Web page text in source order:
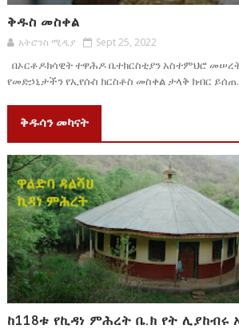
ቅዱስ መስቀል
አትሮንስ ሚዲያ Sept 25, 2022
በኦርቶዶክሳዊት ተዋሕዶ ቤተክርስቲያን አስተምህሮ
የመድኃኒታችን የኢየሱስ ክርስቶስ መስቀል ታላቅ ክብር
ቅዱሳን መካናት
ከ118ቱ የኪዳነ ምሕረት ቤ.ክ የት ሊያከብሩ